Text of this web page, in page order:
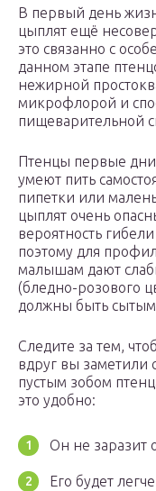
В первый день
цыплят ещё
это связанно с
данном этапе
нежирной
микрофлорой и
пищеварительной
Птенцы первые
умеют пить
пипетки или
цыплят очень
вероятность
поэтому для
малышам дают
(бледно-розового
должны быть
Следите за тем,
вдруг вы заметили
пустым зобом
это удобно:
Он не заразит
Его будет